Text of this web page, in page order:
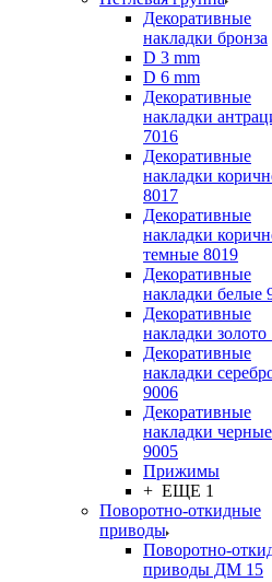
Декоративные
накладки бронза
D 3 mm
D 6 mm
Декоративные
накладки
7016
Декоративные
накладки
8017
Декоративные
накладки
темные 8019
Декоративные
накладки белые
Декоративные
накладки золото
Декоративные
накладки
9006
Декоративные
накладки черные
9005
Прижимы
+ ЕЩЕ 1
Поворотно-откидные
приводы
Поворотно-
приводы ДМ 15